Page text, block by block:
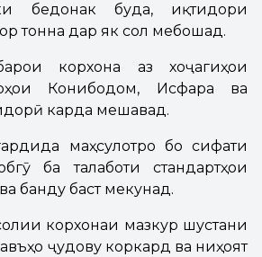
бедонак буда, иқтидори
тонна дар як сол мебошад.
корхона аз хоҷагиҳои
Конибодом, Исфара ва
карда мешавад.
маҳсулотро бо сифати
ба талаботи стандартҳои
банду баст мекунад.
корхонаи мазкур шустани
ҷудову коркард ва ниҳоят